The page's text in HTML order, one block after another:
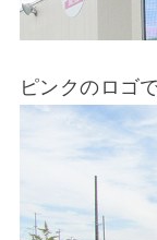
ピンクのロゴ